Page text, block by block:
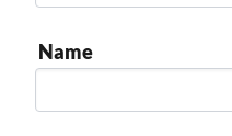
r
F
Name